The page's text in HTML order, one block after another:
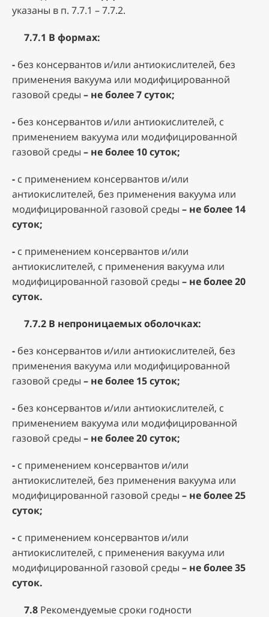
указаны в п. 7.7.1 – 7.7.2.
7.7.1 В формах:
- без консервантов и/или антиокислителей, без
применения вакуума или модифицированной
газовой среды – не более 7 суток;
- без консервантов и/или антиокислителей, с
применением вакуума или модифицированной
газовой среды – не более 10 суток;
- с применением консервантов и/или
антиокислителей, без применения вакуума или
модифицированной газовой среды – не более 14
суток;
- с применением консервантов и/или
антиокислителей, с применения вакуума или
модифицированной газовой среды – не более 20
суток.
7.7.2 В непроницаемых оболочках:
- без консервантов и/или антиокислителей, без
применения вакуума или модифицированной
газовой среды – не более 15 суток;
- без консервантов и/или антиокислителей, с
применением вакуума или модифицированной
газовой среды – не более 20 суток;
- с применением консервантов и/или
антиокислителей, без применения вакуума или
модифицированной газовой среды – не более 25
суток;
- с применением консервантов и/или
антиокислителей, с применения вакуума или
модифицированной газовой среды – не более 35
суток.
7.8 Рекомендуемые сроки годности